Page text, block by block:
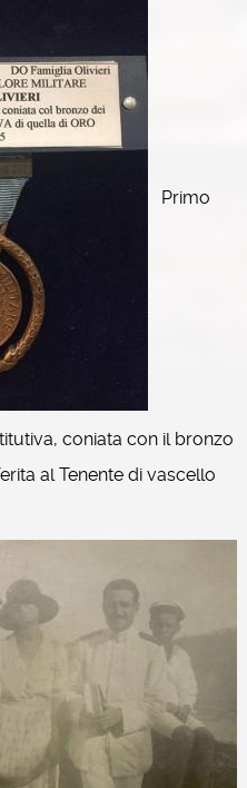
Primo
coniata con il bronzo
al Tenente di vascello